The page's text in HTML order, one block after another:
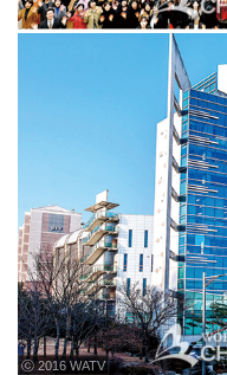
ⓒ 2016 WATV